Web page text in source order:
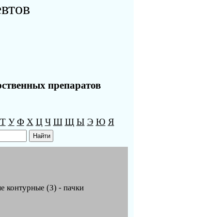
препаратов
Т У Ф Х Ц Ч Ш Щ Ы Э Ю Я
контурные (3) - пачки